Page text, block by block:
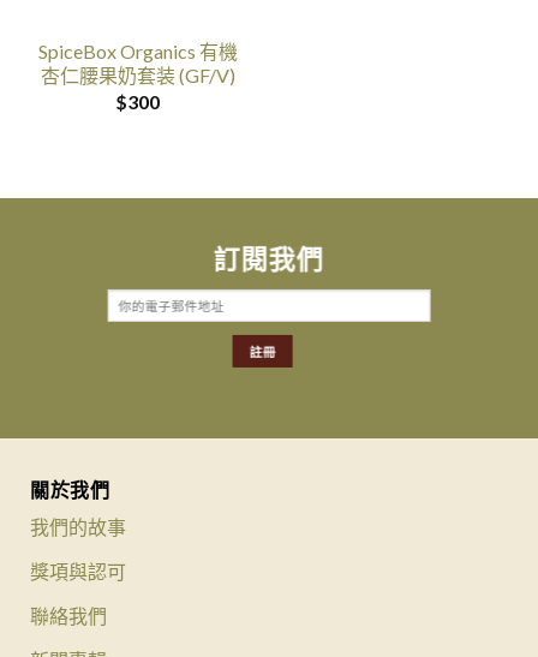
SpiceBox Organics 有機
杏仁腰果奶套装 (GF/V)
$300
訂閱我們
關於我們
我們的故事
獎項與認可
聯絡我們